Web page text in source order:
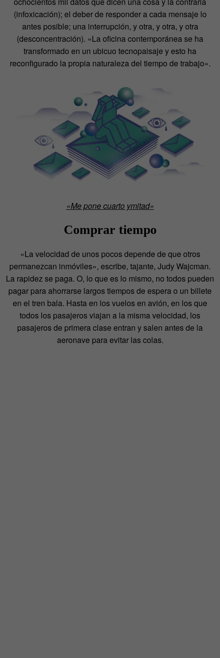
(infoxicación); el deber de responder a cada mensaje lo
antes posible; una interrupción, y otra, y otra, y otra
(desconcentración). «La oficina contemporánea se ha
transformado en un ubicuo tecnopaisaje y esto ha
reconfigurado la propia naturaleza del tiempo de trabajo».
«Me pone cuarto ymitad»
Comprar tiempo
«La velocidad de unos pocos depende de que otros
permanezcan inmóviles», escribe, tajante, Judy Wajcman.
La rapidez se paga. O, lo que es lo mismo, no todos pueden
pagar para ahorrarse largos tiempos de espera o un billete
en el tren bala. Hasta en los vuelos en avión, en los que
todos los pasajeros viajan a la misma velocidad, los
pasajeros de primera clase entran y salen antes de la
aeronave para evitar las colas.